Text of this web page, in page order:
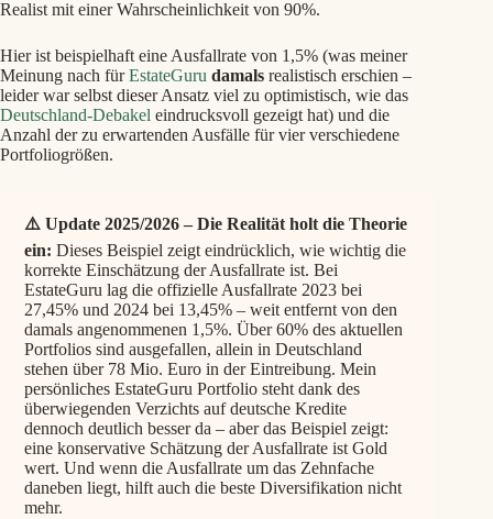
Realist mit einer Wahrscheinlichkeit von 90%.
Hier ist beispielhaft eine Ausfallrate von 1,5% (was meiner
Meinung nach fürEstateGuru damals realistisch erschien –
leider war selbst dieser Ansatz viel zu optimistisch, wie das
Deutschland-Debakel eindrucksvoll gezeigt hat) und die
Anzahl der zu erwartenden Ausfälle für vier verschiedene
Portfoliogrößen.
⚠️ Update 2025/2026 – Die Realität holt die Theorie
ein: Dieses Beispiel zeigt eindrücklich, wie wichtig die
korrekte Einschätzung der Ausfallrate ist. Bei
EstateGuru lag die offizielle Ausfallrate 2023 bei
27,45% und 2024 bei 13,45% – weit entfernt von den
damals angenommenen 1,5%. Über 60% des aktuellen
Portfolios sind ausgefallen, allein in Deutschland
stehen über 78 Mio. Euro in der Eintreibung. Mein
persönliches EstateGuru Portfolio steht dank des
überwiegenden Verzichts auf deutsche Kredite
dennoch deutlich besser da – aber das Beispiel zeigt:
eine konservative Schätzung der Ausfallrate ist Gold
wert. Und wenn die Ausfallrate um das Zehnfache
daneben liegt, hilft auch die beste Diversifikation nicht
mehr.